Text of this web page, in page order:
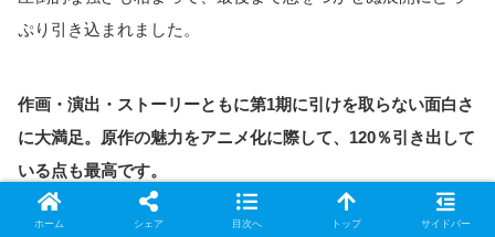
ぷり引き込まれました。
作画・演出・ストーリーともに第1期に引けを取らない面白さ
に大満足。原作の魅力をアニメ化に際して、120％引き出して
いる点も最高です。
ホーム シェア 目次へ トップ サイドバー